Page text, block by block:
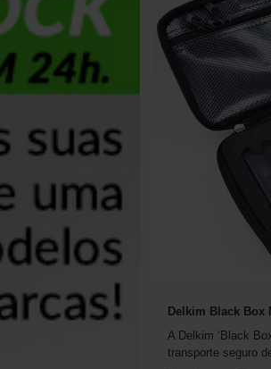
Delkim Black Box
A Delkim ‘Black
transporte seguro